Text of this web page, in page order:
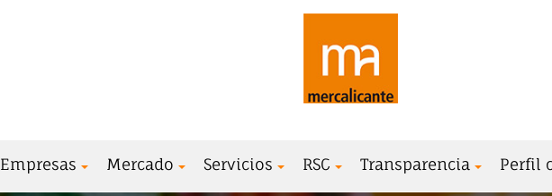
Empresas Mercado Servicios RSC Transparencia Perfil